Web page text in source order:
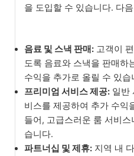
을 도입할 수 있습니다. 다
음료 및 스낵 판매: 고객이
도록 음료와 스낵을 판매하
수익을 추가로 올릴 수 있습
프리미엄 서비스 제공: 일반
비스를 제공하여 추가 수익
들어, 고급스러운 룸 서비
습니다.
파트너십 및 제휴: 지역 내